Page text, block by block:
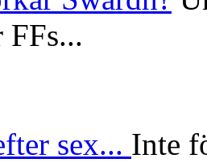
sex... Inte